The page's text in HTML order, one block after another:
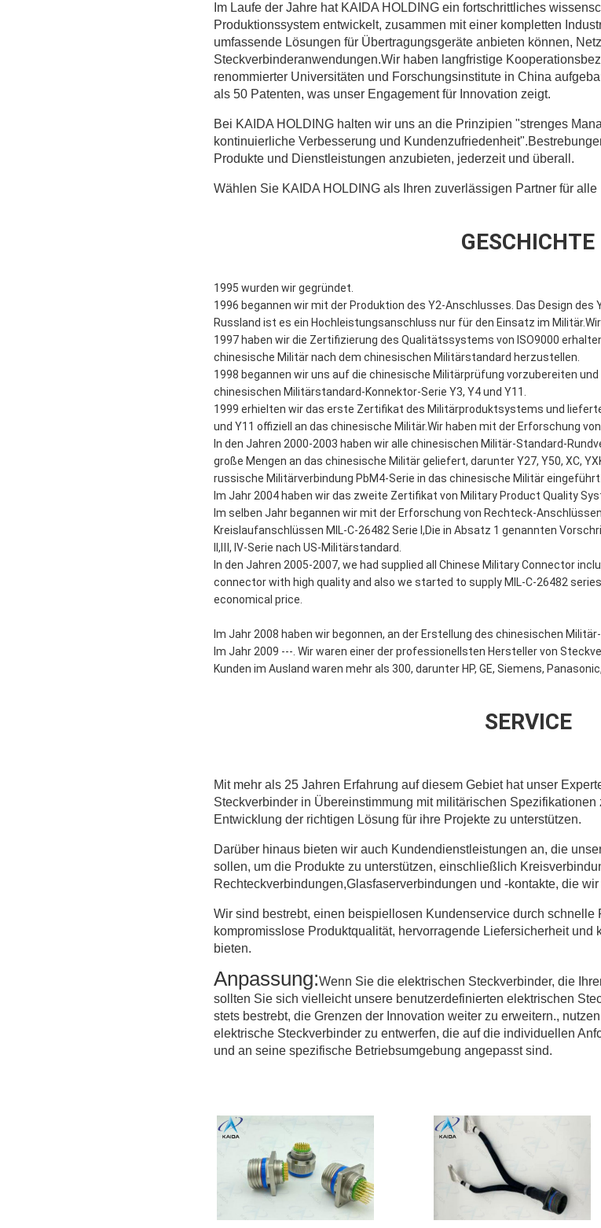
Im Laufe der Jahre hat KAIDA HOLDING ein fortschrittliches
Produktionssystem entwickelt, zusammen mit einer kompletten
umfassende Lösungen für Übertragungsgeräte anbieten können,
Steckverbinderanwendungen.Wir haben langfristige
renommierter Universitäten und Forschungsinstitute in China
als 50 Patenten, was unser Engagement für Innovation zeigt.
Bei KAIDA HOLDING halten wir uns an die Prinzipien "strenges
kontinuierliche Verbesserung und
Produkte und Dienstleistungen anzubieten, jederzeit und überall.
Wählen Sie KAIDA HOLDING als Ihren zuverlässigen Partner für
GESCHICHTE
1995 wurden wir gegründet.
1996 begannen wir mit der Produktion des Y2-Anschlusses. Das Design
Russland ist es ein Hochleistungsanschluss nur für den Einsatz im
1997 haben wir die Zertifizierung des Qualitätssystems von lSO9000
chinesische Militär nach dem chinesischen Militärstandard herzustellen.
1998 begannen wir uns auf die chinesische Militärprüfung vorzubereiten
chinesischen Militärstandard-Konnektor-Serie Y3, Y4 und Y11.
1999 erhielten wir das erste Zertifikat des Militärproduktsystems und
und Y11 offiziell an das chinesische Militär.Wir haben mit der Erforschung
In den Jahren 2000-2003 haben wir alle chinesischen Militär-Standard-
große Mengen an das chinesische Militär geliefert, darunter Y27, Y50, XC,
russische Militärverbindung PbM4-Serie in das chinesische Militär eingeführt..
Im Jahr 2004 haben wir das zweite Zertifikat von Military Product Quality
Im selben Jahr begannen wir mit der Erforschung von Rechteck-
Kreislaufanschlüssen MIL-C-26482 Serie I,Die in Absatz 1 genannten
II,Ⅲ, IV-Serie nach US-Militärstandard.
In den Jahren 2005-2007, we had supplied all Chinese Military Connector
connector with high quality and also we started to supply MIL-C-26482
economical price.
Im Jahr 2008 haben wir begonnen, an der Erstellung des chinesischen
Im Jahr 2009 ---. Wir waren einer der professionellsten Hersteller von
Kunden im Ausland waren mehr als 300, darunter HP, GE, Siemens, Panasonic,
SERVICE
Mit mehr als 25 Jahren Erfahrung auf diesem Gebiet hat unser
Steckverbinder in Übereinstimmung mit militärischen
Entwicklung der richtigen Lösung für ihre Projekte zu unterstützen.
Darüber hinaus bieten wir auch Kundendienstleistungen an, die
sollen, um die Produkte zu unterstützen, einschließlich
Rechteckverbindungen,Glasfaserverbindungen und -kontakte, die
Wir sind bestrebt, einen beispiellosen Kundenservice durch schnelle
kompromisslose Produktqualität, hervorragende Liefersicherheit und
bieten.
Anpassung:Wenn Sie die elektrischen Steckverbinder, die
sollten Sie sich vielleicht unsere benutzerdefinierten elektrischen
stets bestrebt, die Grenzen der Innovation weiter zu erweitern.,
elektrische Steckverbinder zu entwerfen, die auf die individuellen
und an seine spezifische Betriebsumgebung angepasst sind.